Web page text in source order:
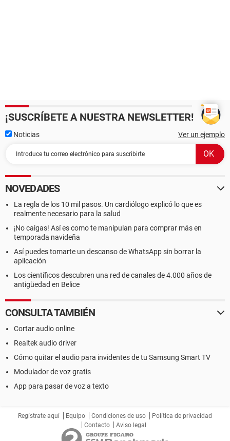
¡SUSCRÍBETE A NUESTRA NEWSLETTER!
Noticias Ver un ejemplo
NOVEDADES
La regla de los 10 mil pasos. Un cardiólogo explicó lo que es
realmente necesario para la salud
¡No caigas! Así es como te manipulan para comprar más en
temporada navideña
Así puedes tomarte un descanso de WhatsApp sin borrar la
aplicación
Los científicos descubren una red de canales de 4.000 años de
antigüedad en Belice
CONSULTA TAMBIÉN
Cortar audio online
Realtek audio driver
Cómo quitar el audio para invidentes de tu Samsung Smart TV
Modulador de voz gratis
App para pasar de voz a texto
Regístrate aquí Equipo Condiciones de uso
Política de privacidad
Contacto
Aviso legal